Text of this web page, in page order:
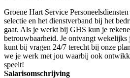
Groene Hart Service
selectie en het dienstverband bij het
gaat. Als je werkt bij GHS kun je
betrouwbaarheid. Je ontvangt wekelijks
kunt bij vragen 24/7 terecht bij onze
we je werk met jou waarbij ook
speelt!
Salarisomschrijving